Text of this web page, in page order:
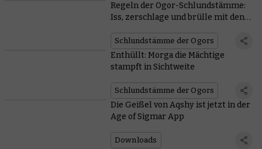
Regeln der Ogor-Schlundstämme:
Iss, zerschlage und brülle mit den
Schlundstämme der Ogors
Enthüllt: Morga die Mächtige
stampft in Sichtweite
Schlundstämme der Ogors
Die Geißel von Aqshy ist jetzt in der
Age of Sigmar App
Downloads